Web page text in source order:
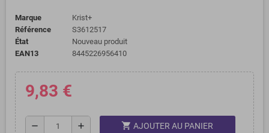
Marque
Krist+
Référence
S3612517
État
Nouveau produit
EAN13
8445226956410
9,83 €
remove add shopping_cart AJOUTER AU PANIER